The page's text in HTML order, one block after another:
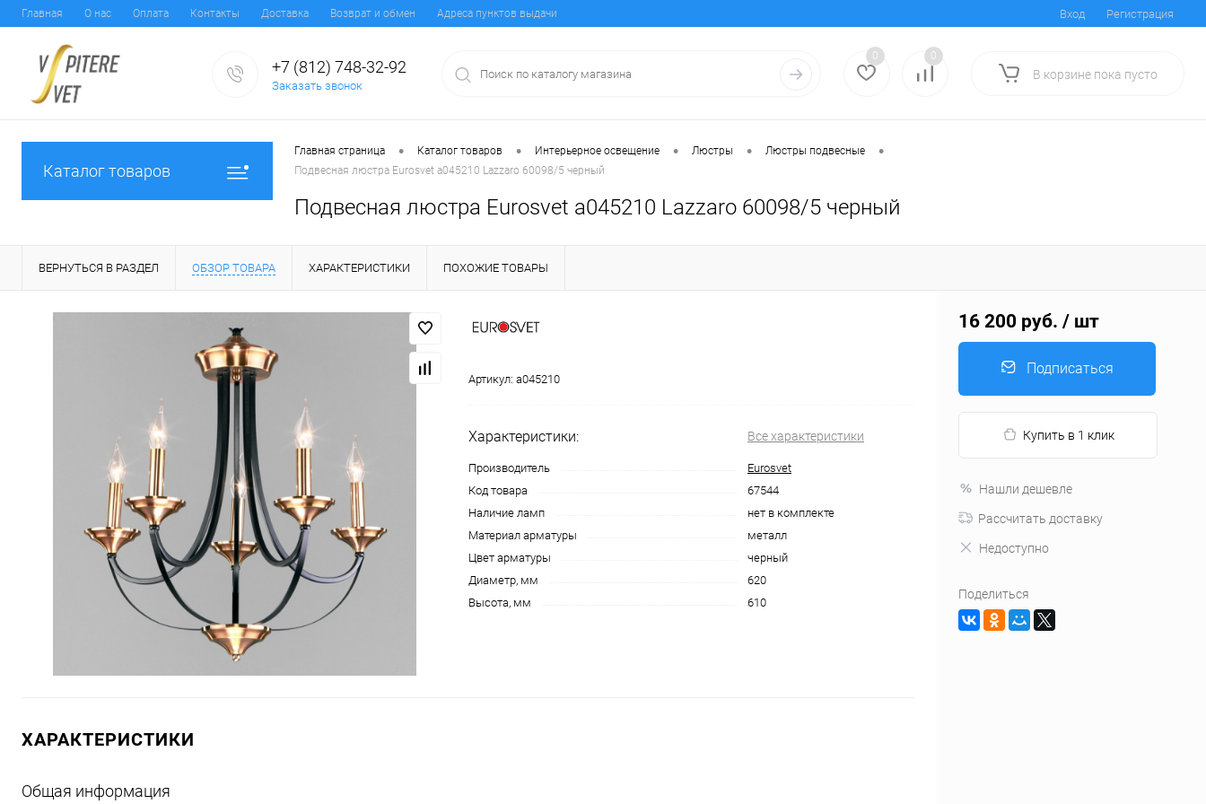
Главная О нас Оплата Контакты Доставка Возврат и обмен Адреса пунктов выдачи Вход Регистрация
+7 (812) 748-32-92
Заказать звонок
0 0
В корзине пока пусто
Каталог товаров
Главная страница • Каталог товаров • Интерьерное освещение • Люстры • Люстры подвесные •
Подвесная люстра Eurosvet a045210 Lazzaro 60098/5 черный
Подвесная люстра Eurosvet a045210 Lazzaro 60098/5 черный
ВЕРНУТЬСЯ В РАЗДЕЛ ОБЗОР ТОВАРА ХАРАКТЕРИСТИКИ ПОХОЖИЕ ТОВАРЫ
Артикул: a045210
Характеристики: Все характеристики
Производитель
Eurosvet
Код товара
67544
Наличие ламп
нет в комплекте
Материал арматуры
металл
Цвет арматуры
черный
Диаметр, мм
620
Высота, мм
610
ХАРАКТЕРИСТИКИ
Общая информация
16 200 руб. / шт
Подписаться
Купить в 1 клик
Нашли дешевле
Рассчитать доставку
Недоступно
Поделиться